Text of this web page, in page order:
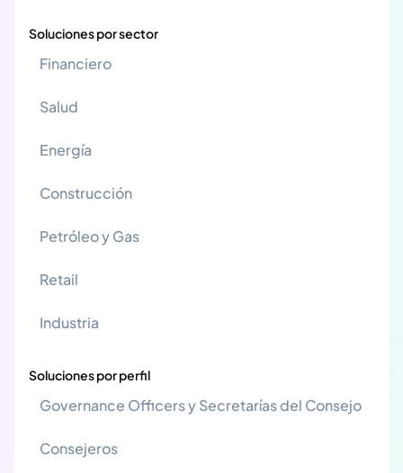
Soluciones por sector
Financiero
Salud
Energía
Construcción
Petróleo y Gas
Retail
Industria
Soluciones por perfil
Governance Officers y Secretarías del Consejo
Consejeros